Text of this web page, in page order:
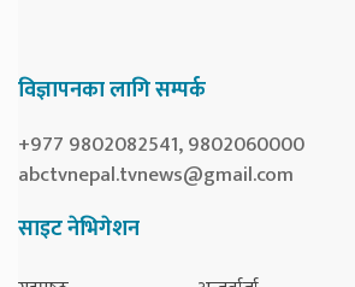
विज्ञापनका लागि सम्पर्क
+977 9802082541, 9802060000
abctvnepal.tvnews@gmail.com
साइट नेभिगेशन